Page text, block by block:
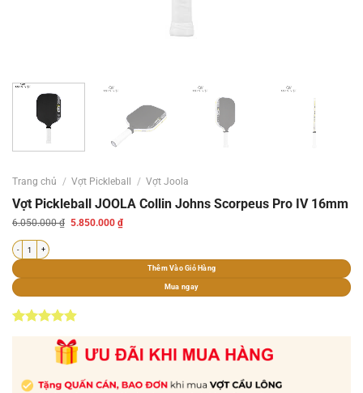
Trang chủ / Vợt Pickleball / Vợt Joola
Vợt Pickleball JOOLA Collin Johns Scorpeus Pro IV 16mm
6.050.000₫ Giá
5.850.000 ₫Giá
hiện
5.850.000 ₫.
Vợt Pickleball JOOLA Collin Johns Scorpeus Pro IV 16mm số lượng
Thêm Vào Giỏ Hàng
Mua ngay
dựa trên
đánh giá